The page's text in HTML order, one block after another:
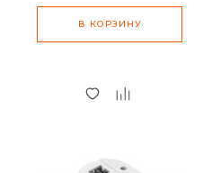
В КОРЗИНУ